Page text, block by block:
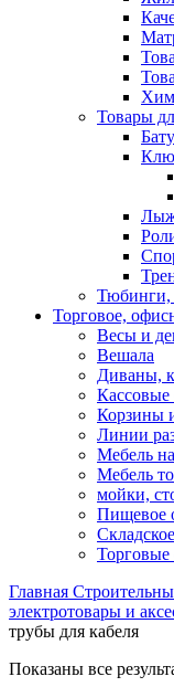
Товары
Тюбинги,
Торговое,
Весы и
Вешала
Диваны,
Кассовые
Корзины
Линии
Мебель
Мебель
мойки,
Пищевое
Торговые
Главная
электротовары и
трубы для кабеля
Показаны все